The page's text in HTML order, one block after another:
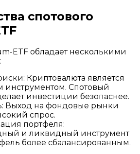
спотового
ETF обладает несколькими
Криптовалюта является
инструментом. Спотовый
инвестиции безопаснее.
Выход на фондовые рынки
спрос.
портфеля:
и ликвидный инструмент
более сбалансированным.